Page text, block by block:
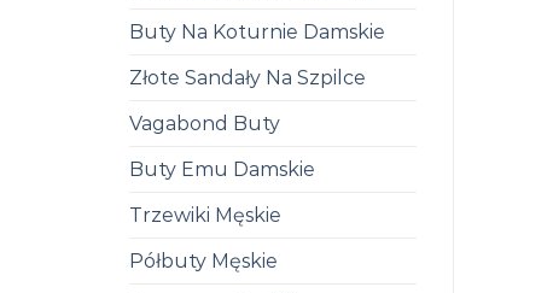
Buty Na Koturnie Damskie
Złote Sandały Na Szpilce
Vagabond Buty
Buty Emu Damskie
Trzewiki Męskie
Półbuty Męskie